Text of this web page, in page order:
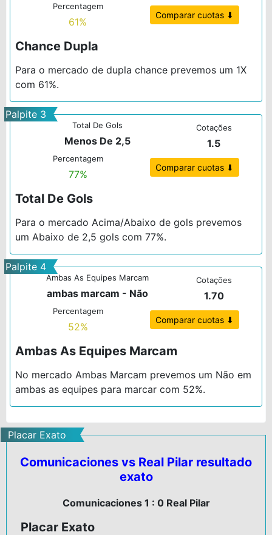
Percentagem
61%
Comparar cuotas ⬇
Chance Dupla
Para o mercado de dupla chance prevemos um 1X
com 61%.
Palpite 3
Total De Gols
Menos De 2,5
Cotações
1.5
Percentagem
77%
Comparar cuotas ⬇
Total De Gols
Para o mercado Acima/Abaixo de gols prevemos
um Abaixo de 2,5 gols com 77%.
Palpite 4
Ambas As Equipes Marcam
ambas marcam - Não
Cotações
1.70
Percentagem
52%
Comparar cuotas ⬇
Ambas As Equipes Marcam
No mercado Ambas Marcam prevemos um Não em
ambas as equipes para marcar com 52%.
Placar Exato
Comunicaciones vs Real Pilar resultado
exato
Comunicaciones 1 : 0 Real Pilar
Placar Exato